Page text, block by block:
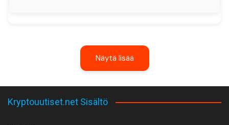
Näytä lisää
Kryptouutiset.net Sisältö